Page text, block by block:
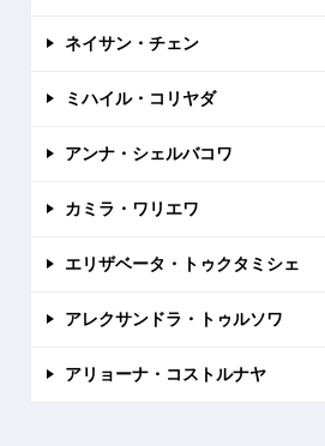
ネイサン・チェン
ミハイル・コリヤダ
アンナ・シェルバコワ
カミラ・ワリエワ
エリザベータ・トゥクタミシェ
アレクサンドラ・トゥルソワ
アリョーナ・コストルナヤ